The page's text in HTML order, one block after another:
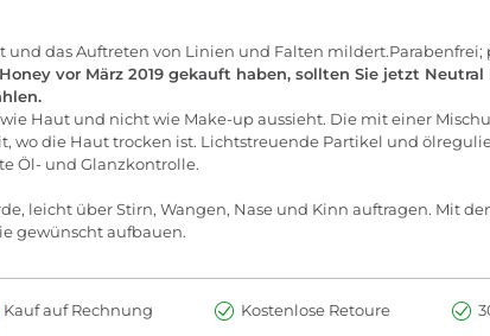
und das Auftreten von Linien und Falten
vor März 2019 gekauft haben, sollten Sie jetzt
Haut und nicht wie Make-up aussieht. Die mit einer
wo die Haut trocken ist. Lichtstreuende Partikel und
Öl- und Glanzkontrolle.
leicht über Stirn, Wangen, Nase und Kinn auftragen. Mit
gewünscht aufbauen.
Kauf auf Rechnung Kostenlose Retoure